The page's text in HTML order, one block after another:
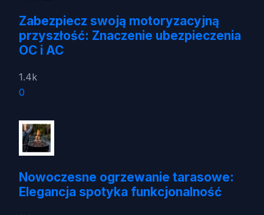
Zabezpiecz swoją motoryzacyjną
przyszłość: Znaczenie ubezpieczenia
OC i AC
1.4k
0
Nowoczesne ogrzewanie tarasowe:
Elegancja spotyka funkcjonalność